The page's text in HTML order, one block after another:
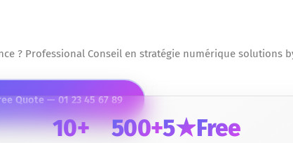
? Professional Conseil en stratégie numérique solutions by
Quote — 01 23 45 67 89 Our Process
10+ 500+5★Free